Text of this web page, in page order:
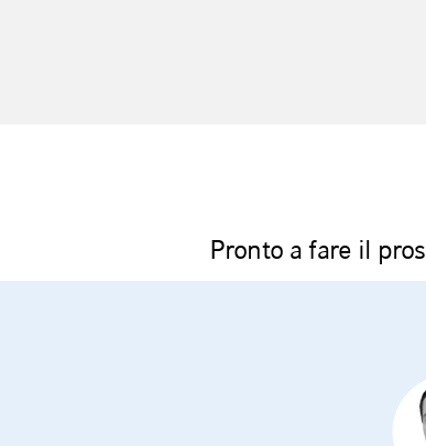
Pronto a fare il